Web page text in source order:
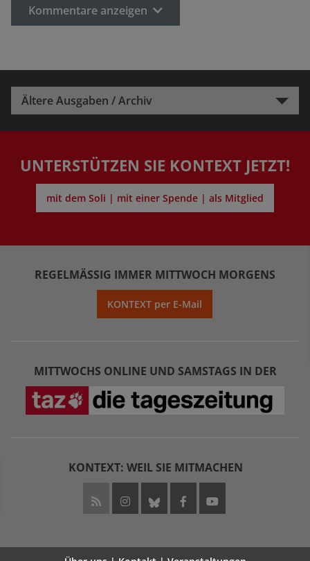
Kommentare anzeigen
Ältere Ausgaben / Archiv
UNTERSTÜTZEN SIE KONTEXT JETZT!
mit dem Soli | mit einer Spende | als Mitglied
REGELMÄSSIG IMMER MITTWOCH MORGENS
KONTEXT per E-Mail
MITTWOCHS ONLINE UND SAMSTAGS IN DER
KONTEXT: WEIL SIE MITMACHEN